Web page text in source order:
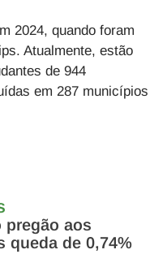
2024, quando foram
Atualmente, estão
de 944
em 287 municípios
pregão aos
queda de 0,74%